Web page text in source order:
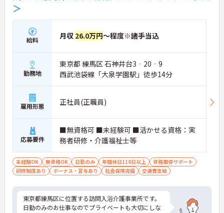
＞
給料 月収 26.0万円～程度※諸手当込
勤務地
東京都 練馬区 石神井台3‐20‐9
西武池袋線「大泉学園駅」徒歩14分
雇用形態 正社員(正職員)
応募要件
■無資格可 ■未経験可 ■活かせる資格：実
務者研修・介護福祉士等
未経験OK 無資格OK 日勤のみ 年間休日110日以上
資格取得サポート
研修制度あり
ボーナス・賞与あり 社会保険完備 交通費支給
東京都練馬区に位置する訪問入浴介護事業所です。
日勤のみのお仕事なのでプライベートも大切にしな